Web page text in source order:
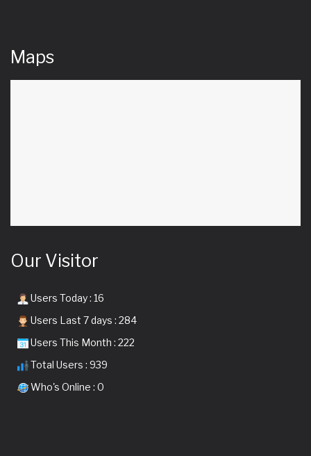
Maps
Our Visitor
Users Today : 16
Users Last 7 days : 284
Users This Month : 222
Total Users : 939
Who's Online : 0